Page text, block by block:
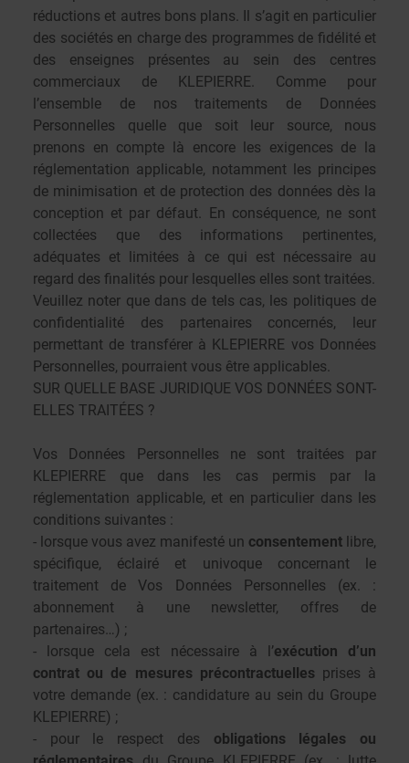
réductions et autres bons plans. Il s’agit en particulier
des sociétés en charge des programmes de fidélité et
des enseignes présentes au sein des centres
commerciaux de KLEPIERRE. Comme pour
l’ensemble de nos traitements de Données
Personnelles quelle que soit leur source, nous
prenons en compte là encore les exigences de la
réglementation applicable, notamment les principes
de minimisation et de protection des données dès la
conception et par défaut. En conséquence, ne sont
collectées que des informations pertinentes,
adéquates et limitées à ce qui est nécessaire au
regard des finalités pour lesquelles elles sont traitées.
Veuillez noter que dans de tels cas, les politiques de
confidentialité des partenaires concernés, leur
permettant de transférer à KLEPIERRE vos Données
Personnelles, pourraient vous être applicables.
SUR QUELLE BASE JURIDIQUE VOS DONNÉES SONT-
ELLES TRAITÉES ?
Vos Données Personnelles ne sont traitées par
KLEPIERRE que dans les cas permis par la
réglementation applicable, et en particulier dans les
conditions suivantes :
- lorsque vous avez manifesté un consentement libre,
spécifique, éclairé et univoque concernant le
traitement de Vos Données Personnelles (ex. :
abonnement à une newsletter, offres de
partenaires…) ;
- lorsque cela est nécessaire à l’exécution d’un
contrat ou de mesures précontractuellesprises à
votre demande (ex. : candidature au sein du Groupe
KLEPIERRE) ;
- pour le respect des obligations légales ou